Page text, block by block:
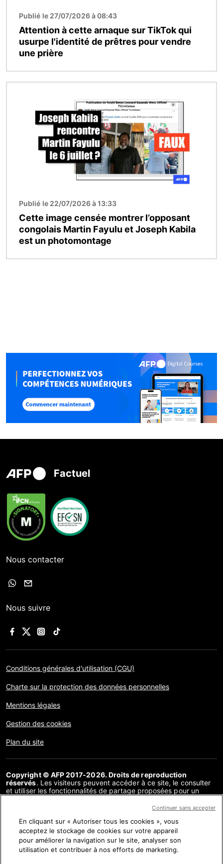
Publié le 27/07/2026 à 08:43
Attention à cette arnaque sur TikTok qui
usurpe l'identité de prêtres pour vendre
une prière
Publié le 22/07/2026 à 13:33
Cette image censée montrer l’opposant
congolais Martin Fayulu et Joseph Kabila
est un photomontage
Factuel
Nous contacter
Nous suivre
Conditions générales d'utilisation (CGU)
Charte sur la protection des données personnelles
Mentions légales
Gestion des cookies
Plan du site
Copyright © AFP 2017-2026. Droits de reproduction
réservés. Les visiteurs peuvent accéder à ce site, le consulter
et utiliser les fonctionnalités de partage proposées pour un
communication au public, distribution de tout ou partie du
soit, sans licence spécifique signée avec l’AFP, est interdite. Les
éléments analysés dans le cadre de chaque factuel sont
présentés ou font l’objet de liens dans la mesure nécessaire à la
bonne compréhension de la vérification de l’information
concernée. L’AFP ne détient pas de licence les concernant et
En cliquant sur « Autoriser tous les cookies », vous
acceptez le stockage de cookies sur votre appareil
pour améliorer la navigation sur le site, analyser son
utilisation et contribuer à nos efforts de marketing.
Continuer sans accepter